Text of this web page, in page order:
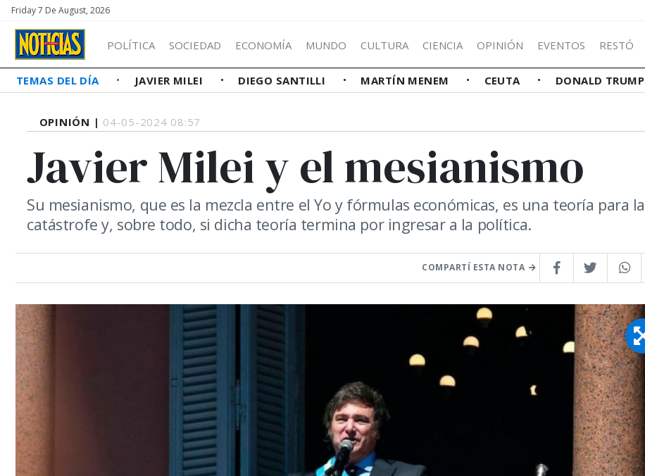
Friday 7 De August, 2026
POLÍTICA SOCIEDAD ECONOMÍA MUNDO CULTURA CIENCIA OPINIÓN EVENTOS RESTÓ
TEMAS DEL DÍA JAVIER MILEI DIEGO SANTILLI MARTÍN MENEM CEUTA DONALD TRUMP
OPINIÓN | 04-05-2024 08:57
Javier Milei y el mesianismo
Su mesianismo, que es la mezcla entre el Yo y fórmulas económicas, es una teoría para la
catástrofe y, sobre todo, si dicha teoría termina por ingresar a la política.
COMPARTÍ ESTA NOTA